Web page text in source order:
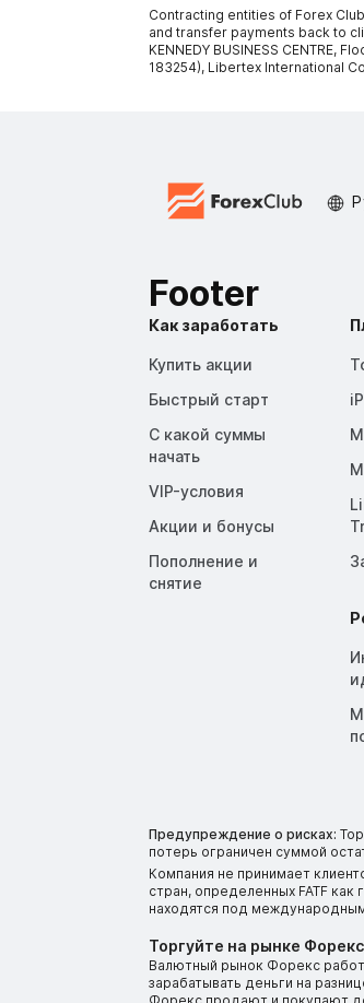
Contracting entities of Forex
and transfer payments back to
KENNEDY BUSINESS CENTRE,
183254), Libertex International
Footer
Как заработать
Купить акции
Быстрый старт
С какой суммы
начать
VIP-условия
Акции и бонусы
Пополнение и
снятие
Предупреждение о рисках:
потерь ограничен суммой
Компания не принимает
стран, определенных FATF
находятся под
Торгуйте на рынке
Валютный рынок Форекс
зарабатывать деньги на